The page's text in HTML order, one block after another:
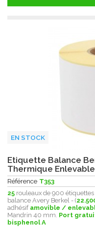
EN STOCK
Etiquette Balance
Thermique
Référence T353
25 rouleaux de 900
balance Avery Berkel - (
adhésif amovible /
Mandrin 40 mm. Port
bisphenol A